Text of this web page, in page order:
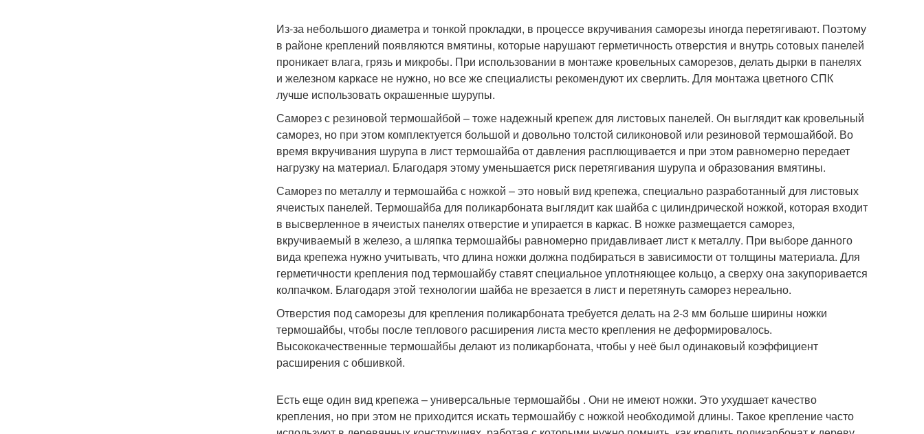
Из-за небольшого диаметра и тонкой прокладки, в процессе вкручивания саморезы иногда перетягивают. Поэтому
в районе креплений появляются вмятины, которые нарушают герметичность отверстия и внутрь сотовых панелей
проникает влага, грязь и микробы. При использовании в монтаже кровельных саморезов, делать дырки в панелях
и железном каркасе не нужно, но все же специалисты рекомендуют их сверлить. Для монтажа цветного СПК
лучше использовать окрашенные шурупы.
Саморез с резиновой термошайбой – тоже надежный крепеж для листовых панелей. Он выглядит как кровельный
саморез, но при этом комплектуется большой и довольно толстой силиконовой или резиновой термошайбой. Во
время вкручивания шурупа в лист термошайба от давления расплющивается и при этом равномерно передает
нагрузку на материал. Благодаря этому уменьшается риск перетягивания шурупа и образования вмятины.
Саморез по металлу и термошайба с ножкой – это новый вид крепежа, специально разработанный для листовых
ячеистых панелей. Термошайба для поликарбоната выглядит как шайба с цилиндрической ножкой, которая входит
в высверленное в ячеистых панелях отверстие и упирается в каркас. В ножке размещается саморез,
вкручиваемый в железо, а шляпка термошайбы равномерно придавливает лист к металлу. При выборе данного
вида крепежа нужно учитывать, что длина ножки должна подбираться в зависимости от толщины материала. Для
герметичности крепления под термошайбу ставят специальное уплотняющее кольцо, а сверху она закупоривается
колпачком. Благодаря этой технологии шайба не врезается в лист и перетянуть саморез нереально.
Отверстия под саморезы для крепления поликарбоната требуется делать на 2-3 мм больше ширины ножки
термошайбы, чтобы после теплового расширения листа место крепления не деформировалось.
Высококачественные термошайбы делают из поликарбоната, чтобы у неё был одинаковый коэффициент
расширения с обшивкой.
Есть еще один вид крепежа – универсальные термошайбы . Они не имеют ножки. Это ухудшает качество
крепления, но при этом не приходится искать термошайбу с ножкой необходимой длины. Такое крепление часто